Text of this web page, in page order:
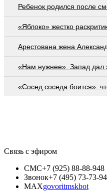
Ребенок родился после
«Яблоко» жестко
Арестована жена
«Нам нужнее». Запад дал
«Сосед соседа боится»:
Связь с эфиром
СМС+7 (925) 88-88-948
Звонок+7 (495) 73-73-
MAXgovoritmskbot